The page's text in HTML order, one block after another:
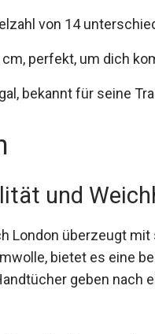
von 14
perfekt, um dich
bekannt für seine
und
London überzeugt
bietet es eine
geben nach